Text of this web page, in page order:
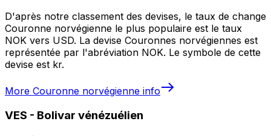
D'après notre classement des devises, le taux de change
Couronne norvégienne le plus populaire est le taux
NOK vers USD. La devise Couronnes norvégiennes est
représentée par l'abréviation NOK. Le symbole de cette
devise est kr.
More Couronne norvégienne info
VES - Bolivar vénézuélien